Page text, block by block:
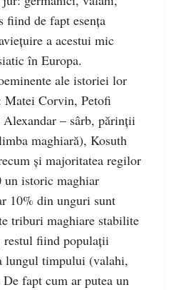
fiind de fapt esenţa
a acestui mic
în Europa.
ale istoriei lor
Matei Corvin, Petofi
– sârb, părinţii
maghiară), Kosuth
şi majoritatea regilor
istoric maghiar
10% din unguri sunt
triburi maghiare stabilite
restul fiind populaţii
lungul timpului (valahi,
fapt cum ar putea un